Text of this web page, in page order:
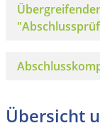
Übersicht